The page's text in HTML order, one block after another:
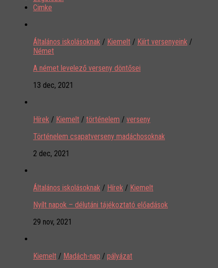
Cimke
Általános iskolásoknak / Kiemelt / Kiírt versenyeink /
Német
A német levelező verseny döntősei
13 dec, 2021
Hírek / Kiemelt / történelem / verseny
Történelem csapatverseny madáchosoknak
2 dec, 2021
Általános iskolásoknak / Hírek / Kiemelt
Nyílt napok – délutáni tájékoztató előadások
29 nov, 2021
Kiemelt / Madách-nap / pályázat